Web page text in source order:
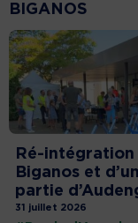
BIGANOS
Ré-intégration
Biganos et
partie
31 juillet 2026